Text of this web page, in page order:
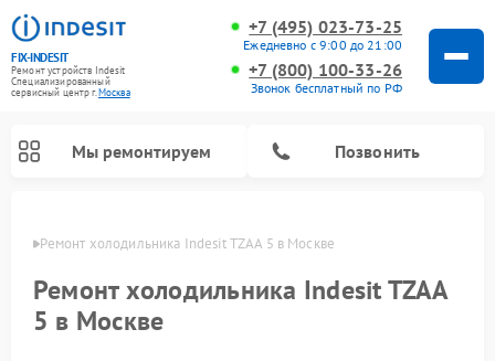
FIX-INDESIT
Ремонт устройств Indesit
Специализированный
cервисный центр г.Москва
+7 (495) 023-73-25
Ежедневно с 9:00 до 21:00
+7 (800) 100-33-26
Звонок бесплатный по РФ
Мы ремонтируем Позвонить
Ремонт холодильника Indesit TZAA 5 в Москве
Ремонт холодильника Indesit TZAA
5 в Москве